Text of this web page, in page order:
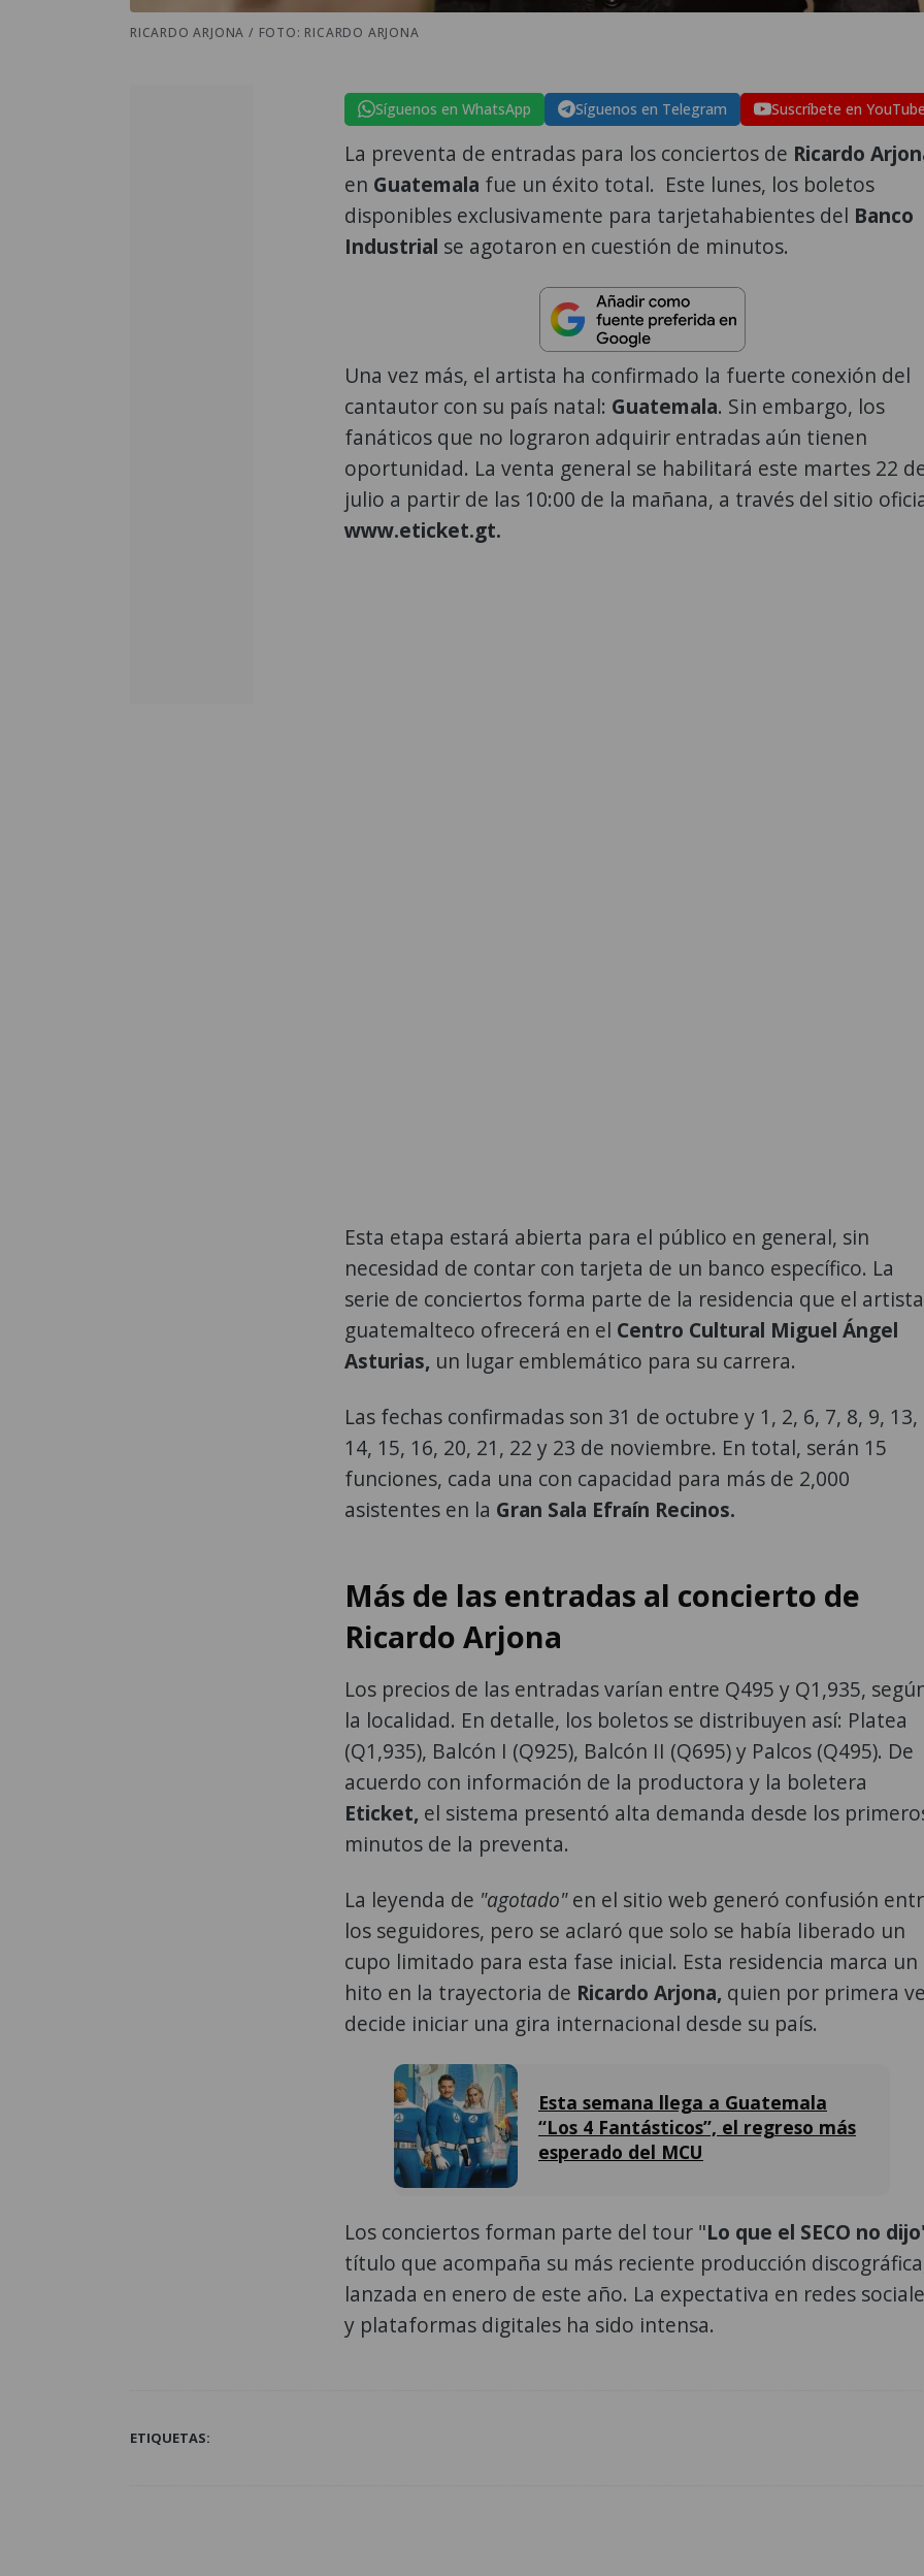
RICARDO ARJONA / FOTO: RICARDO ARJONA
Síguenos en WhatsApp Síguenos en Telegram Suscríbete en
La preventa de entradas para los conciertos de Ricardo
en Guatemala fue un éxito total. Este lunes, los boletos
disponibles exclusivamente para tarjetahabientes del Banco
Industrial se agotaron en cuestión de minutos.
Una vez más, el artista ha confirmado la fuerte conexión del
cantautor con su país natal: Guatemala. Sin embargo, los
fanáticos que no lograron adquirir entradas aún tienen
oportunidad. La venta general se habilitará este martes 22
julio a partir de las 10:00 de la mañana, a través del sitio
www.eticket.gt.
Esta etapa estará abierta para el público en general, sin
necesidad de contar con tarjeta de un banco específico. La
serie de conciertos forma parte de la residencia que el artista
guatemalteco ofrecerá en el Centro Cultural Miguel Ángel
Asturias, un lugar emblemático para su carrera.
Las fechas confirmadas son 31 de octubre y 1, 2, 6, 7, 8, 9, 13,
14, 15, 16, 20, 21, 22 y 23 de noviembre. En total, serán 15
funciones, cada una con capacidad para más de 2,000
asistentes en la Gran Sala Efraín Recinos.
Más de las entradas al concierto de
Ricardo Arjona
Los precios de las entradas varían entre Q495 y Q1,935,
la localidad. En detalle, los boletos se distribuyen así: Platea
(Q1,935), Balcón I (Q925), Balcón II (Q695) y Palcos (Q495). De
acuerdo con información de la productora y la boletera
Eticket, el sistema presentó alta demanda desde los
minutos de la preventa.
La leyenda de "agotado"en el sitio web generó confusión
los seguidores, pero se aclaró que solo se había liberado un
cupo limitado para esta fase inicial. Esta residencia marca un
hito en la trayectoria de Ricardo Arjona, quien por primera
decide iniciar una gira internacional desde su país.
Esta semana llega a Guatemala
“Los 4 Fantásticos”, el regreso más
esperado del MCU
Los conciertos forman parte del tour "Lo que el SECO no
título que acompaña su más reciente producción
lanzada en enero de este año. La expectativa en redes
y plataformas digitales ha sido intensa.
ETIQUETAS: